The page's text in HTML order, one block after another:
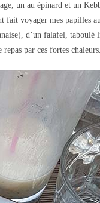
un au épinard et un
fait voyager mes papilles
d’un falafel, taboulé
par ces fortes chaleurs.